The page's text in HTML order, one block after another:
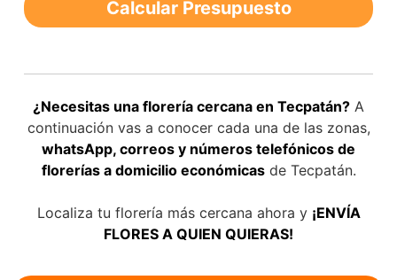
Calcular Presupuesto
¿Necesitas una florería cercana en Tecpatán? A
continuación vas a conocer cada una de las zonas,
whatsApp, correos y números telefónicos de
florerías a domicilio económicasde Tecpatán.
Localiza tu florería más cercana ahora y ¡ENVÍA
FLORES A QUIEN QUIERAS!